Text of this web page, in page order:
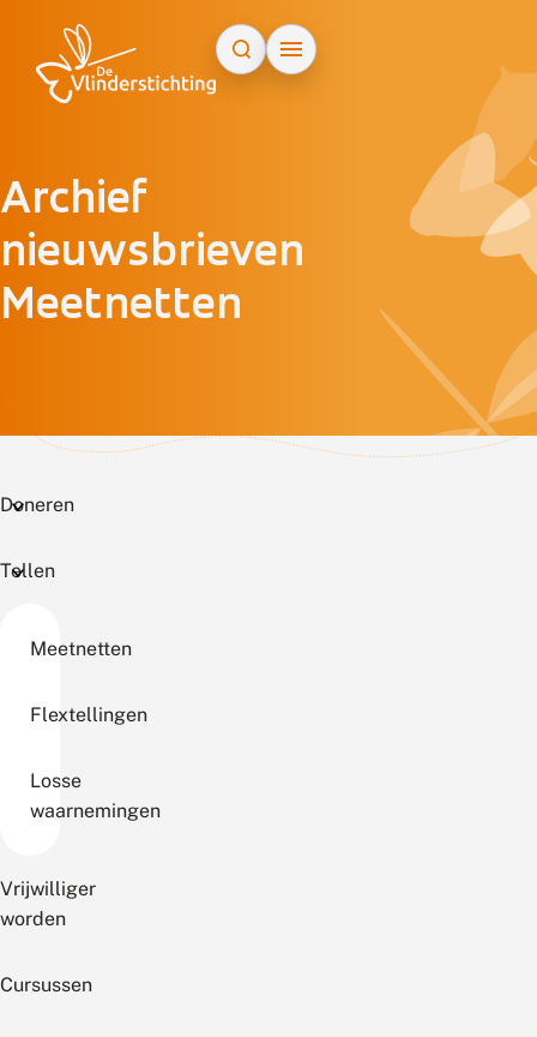
Archief
nieuwsbrieven
Meetnetten
Doneren
Tellen
Meetnetten
Flextellingen
Losse
waarnemingen
Vrijwilliger
worden
Cursussen